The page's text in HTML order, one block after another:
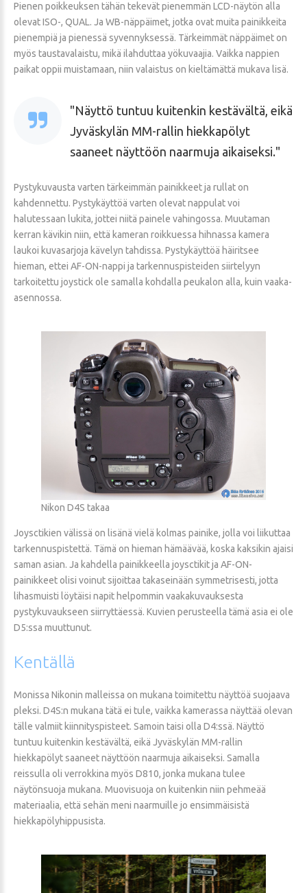
Pienen poikkeuksen tähän tekevät pienemmän LCD-näytön alla
olevat ISO-, QUAL. Ja WB-näppäimet, jotka ovat muita painikkeita
pienempiä ja pienessä syvennyksessä. Tärkeimmät näppäimet on
myös taustavalaistu, mikä ilahduttaa yökuvaajia. Vaikka nappien
paikat oppii muistamaan, niin valaistus on kieltämättä mukava lisä.
Näyttö tuntuu kuitenkin kestävältä, eikä
Jyväskylän MM-rallin hiekkapölyt
saaneet näyttöön naarmuja aikaiseksi.
Pystykuvausta varten tärkeimmän painikkeet ja rullat on
kahdennettu. Pystykäyttöä varten olevat nappulat voi
halutessaan lukita, jottei niitä painele vahingossa. Muutaman
kerran kävikin niin, että kameran roikkuessa hihnassa kamera
laukoi kuvasarjoja kävelyn tahdissa. Pystykäyttöä häiritsee
hieman, ettei AF-ON-nappi ja tarkennuspisteiden siirtelyyn
tarkoitettu joystick ole samalla kohdalla peukalon alla, kuin vaaka-
asennossa.
Nikon D4S takaa
Joysctikien välissä on lisänä vielä kolmas painike, jolla voi liikuttaa
tarkennuspistettä. Tämä on hieman hämäävää, koska kaksikin ajaisi
saman asian. Ja kahdella painikkeella joysctikit ja AF-ON-
painikkeet olisi voinut sijoittaa takaseinään symmetrisesti, jotta
lihasmuisti löytäisi napit helpommin vaakakuvauksesta
pystykuvaukseen siirryttäessä. Kuvien perusteella tämä asia ei ole
D5:ssa muuttunut.
Kentällä
Monissa Nikonin malleissa on mukana toimitettu näyttöä suojaava
pleksi. D4S:n mukana tätä ei tule, vaikka kamerassa näyttää olevan
tälle valmiit kiinnityspisteet. Samoin taisi olla D4:ssä. Näyttö
tuntuu kuitenkin kestävältä, eikä Jyväskylän MM-rallin
hiekkapölyt saaneet näyttöön naarmuja aikaiseksi. Samalla
reissulla oli verrokkina myös D810, jonka mukana tulee
näytönsuoja mukana. Muovisuoja on kuitenkin niin pehmeää
materiaalia, että sehän meni naarmuille jo ensimmäisistä
hiekkapölyhippusista.